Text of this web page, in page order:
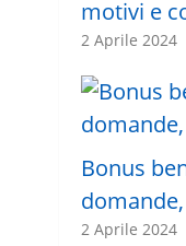
motivi e
2 Aprile 2024
Bonus
2 Aprile 2024